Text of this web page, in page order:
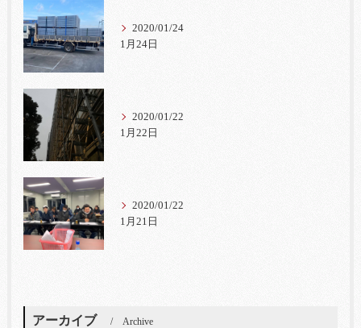
2020/01/24
1月24日
2020/01/22
1月22日
2020/01/22
1月21日
アーカイブ Archive